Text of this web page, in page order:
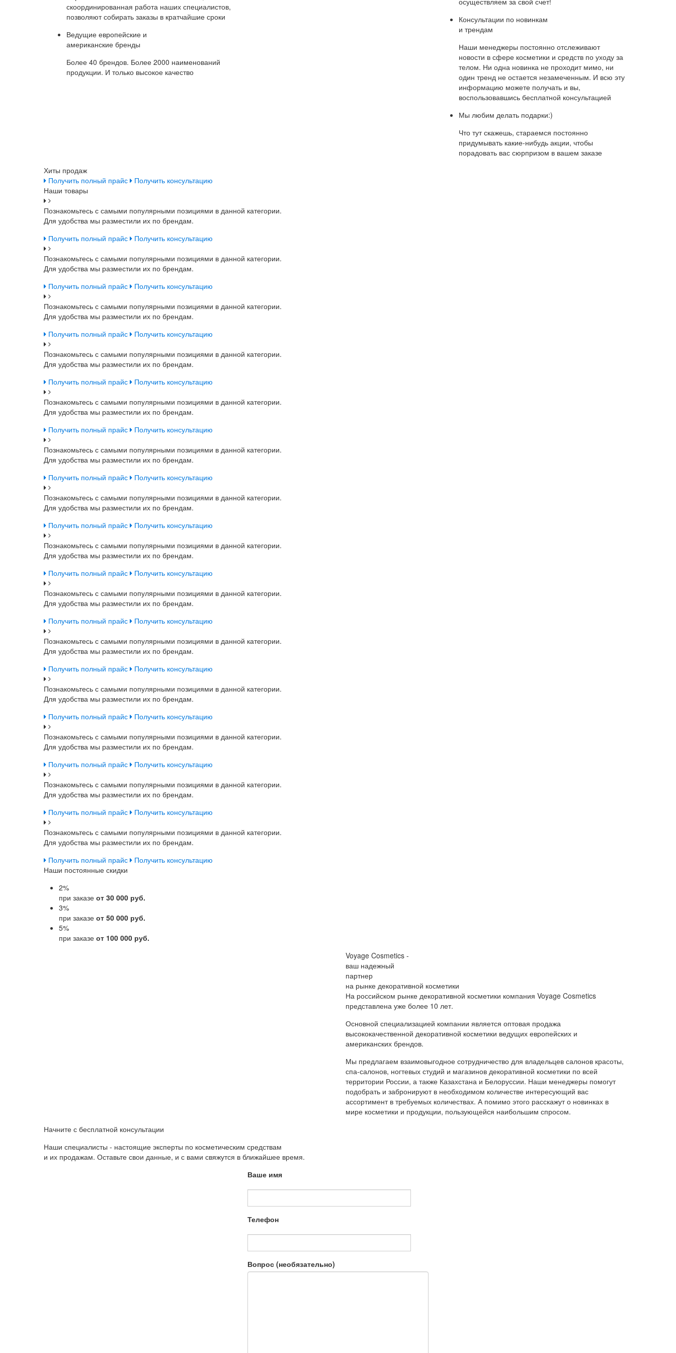
скоординированная работа наших специалистов,
позволяют собирать заказы в кратчайшие сроки
Ведущие европейские и
американские бренды
Более 40 брендов. Более 2000 наименований
продукции. И только высокое качество
Консультации по новинкам
и трендам
Наши менеджеры постоянно отслеживают
новости в сфере косметики и средств по уходу за
телом. Ни одна новинка не проходит мимо, ни
один тренд не остается незамеченным. И всю эту
информацию можете получать и вы,
воспользовавшись бесплатной консультацией
Мы любим делать подарки:)
Что тут скажешь, стараемся постоянно
придумывать какие-нибудь акции, чтобы
порадовать вас сюрпризом в вашем заказе
Хиты продаж
Получить полный прайс
Получить консультацию
Наши товары
Познакомьтесь с самыми популярными позициями в данной категории.
Для удобства мы разместили их по брендам.
Получить полный прайс
Получить консультацию
Познакомьтесь с самыми популярными позициями в данной категории.
Для удобства мы разместили их по брендам.
Получить полный прайс
Получить консультацию
Познакомьтесь с самыми популярными позициями в данной категории.
Для удобства мы разместили их по брендам.
Получить полный прайс
Получить консультацию
Познакомьтесь с самыми популярными позициями в данной категории.
Для удобства мы разместили их по брендам.
Получить полный прайс
Получить консультацию
Познакомьтесь с самыми популярными позициями в данной категории.
Для удобства мы разместили их по брендам.
Получить полный прайс
Получить консультацию
Познакомьтесь с самыми популярными позициями в данной категории.
Для удобства мы разместили их по брендам.
Получить полный прайс
Получить консультацию
Познакомьтесь с самыми популярными позициями в данной категории.
Для удобства мы разместили их по брендам.
Получить полный прайс
Получить консультацию
Познакомьтесь с самыми популярными позициями в данной категории.
Для удобства мы разместили их по брендам.
Получить полный прайс
Получить консультацию
Познакомьтесь с самыми популярными позициями в данной категории.
Для удобства мы разместили их по брендам.
Получить полный прайс
Получить консультацию
Познакомьтесь с самыми популярными позициями в данной категории.
Для удобства мы разместили их по брендам.
Получить полный прайс
Получить консультацию
Познакомьтесь с самыми популярными позициями в данной категории.
Для удобства мы разместили их по брендам.
Получить полный прайс
Получить консультацию
Познакомьтесь с самыми популярными позициями в данной категории.
Для удобства мы разместили их по брендам.
Получить полный прайс
Получить консультацию
Познакомьтесь с самыми популярными позициями в данной категории.
Для удобства мы разместили их по брендам.
Получить полный прайс
Получить консультацию
Познакомьтесь с самыми популярными позициями в данной категории.
Для удобства мы разместили их по брендам.
Получить полный прайс
Получить консультацию
Наши постоянные скидки
2%
при заказе от 30 000 руб.
3%
при заказе от 50 000 руб.
5%
при заказе от 100 000 руб.
Voyage Cosmetics -
ваш надежный
партнер
на рынке декоративной косметики
На российском рынке декоративной косметики компания Voyage Cosmetics
представлена уже более 10 лет.
Основной специализацией компании является оптовая продажа
высококачественной декоративной косметики ведущих европейских и
американских брендов.
Мы предлагаем взаимовыгодное сотрудничество для владельцев салонов красоты,
спа-салонов, ногтевых студий и магазинов декоративной косметики по всей
территории России, а также Казахстана и Белоруссии. Наши менеджеры помогут
подобрать и забронируют в необходимом количестве интересующий вас
ассортимент в требуемых количествах. А помимо этого расскажут о новинках в
мире косметики и продукции, пользующейся наибольшим спросом.
Начните с бесплатной консультации
Наши специалисты - настоящие эксперты по косметическим средствам
и их продажам. Оставьте свои данные, и с вами свяжутся в ближайшее время.
Ваше имя
Телефон
Вопрос (необязательно)